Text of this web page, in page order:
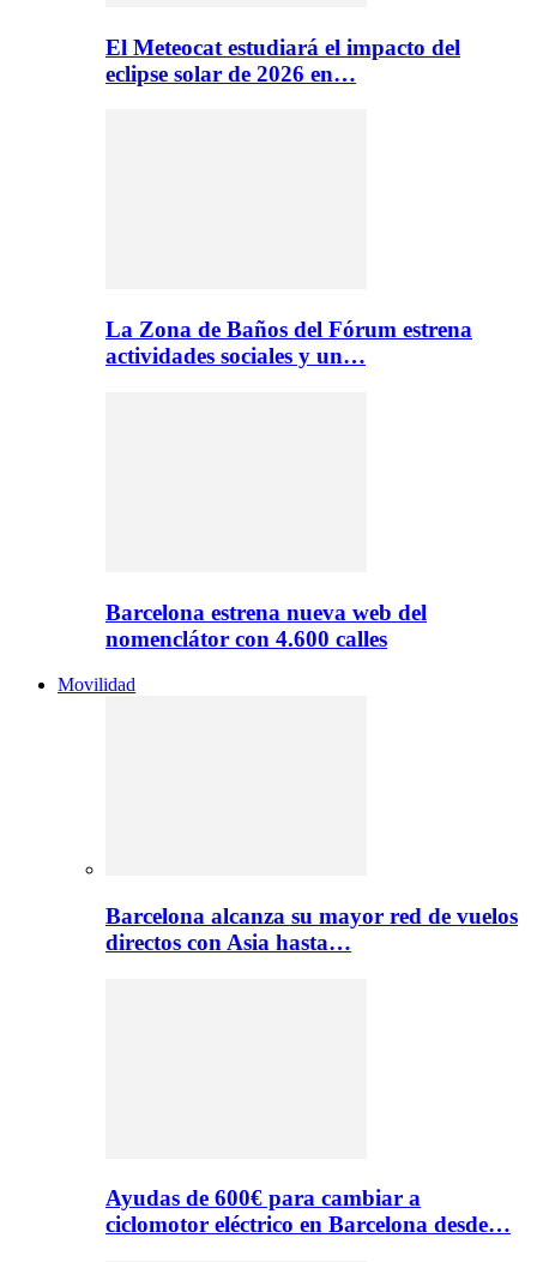
El Meteocat estudiará el impacto del
eclipse solar de 2026 en…
La Zona de Baños del Fórum estrena
actividades sociales y un…
Barcelona estrena nueva web del
nomenclátor con 4.600 calles
Movilidad
Barcelona alcanza su mayor red de vuelos
directos con Asia hasta…
Ayudas de 600€ para cambiar a
ciclomotor eléctrico en Barcelona desde…